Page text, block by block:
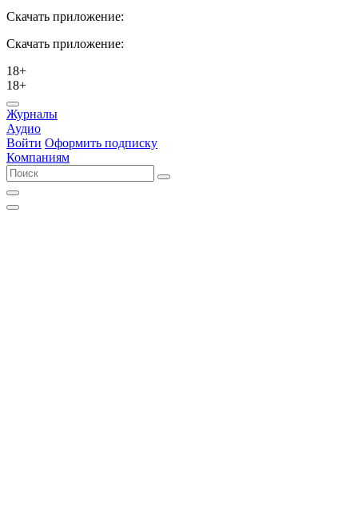
Скачать приложение:
Скачать приложение:
18+
18+
Журналы
Аудио
Войти Оформить подписку
Компаниям